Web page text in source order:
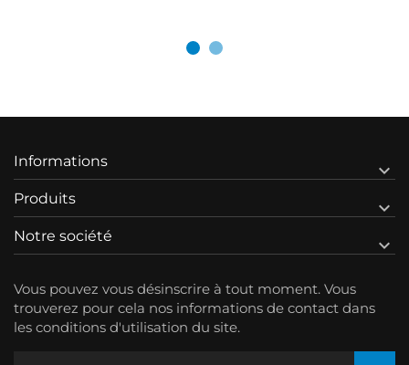
Informations 
Produits 
Notre société 
Vous pouvez vous désinscrire à tout moment. Vous
trouverez pour cela nos informations de contact dans
les conditions d'utilisation du site.